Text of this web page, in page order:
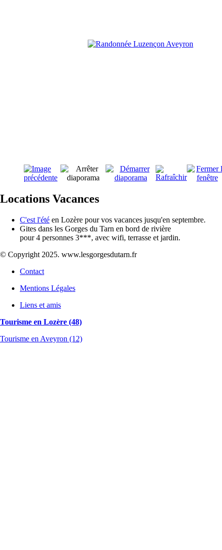
Locations Vacances
C'est l'été en Lozère pour vos vacances jusqu'en septembre.
Gites dans les Gorges du Tarn en bord de rivière
pour 4 personnes 3***, avec wifi, terrasse et jardin.
© Copyright 2025. www.lesgorgesdutarn.fr
Contact
Mentions Légales
Liens et amis
Tourisme en Lozère (48)
Tourisme en Aveyron (12)